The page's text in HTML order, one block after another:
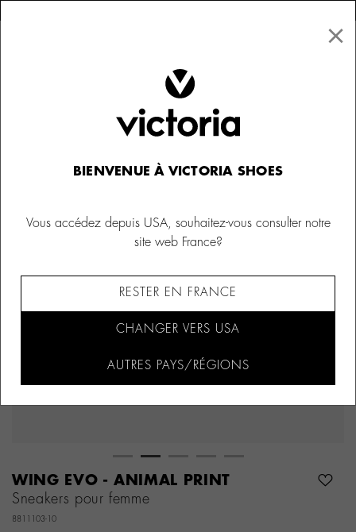
WING EVO - ANIMAL PRINT
Sneakers pour femme
8811103-10
×
BIENVENUE À VICTORIA SHOES
Vous accédez depuis USA, souhaitez-vous consulter notre
site web France?
RESTER EN FRANCE
CHANGER VERS USA
AUTRES PAYS/RÉGIONS